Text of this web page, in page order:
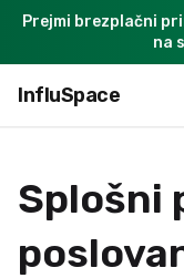
Prejmi brezplačni
na
InfluSpace
Splošni